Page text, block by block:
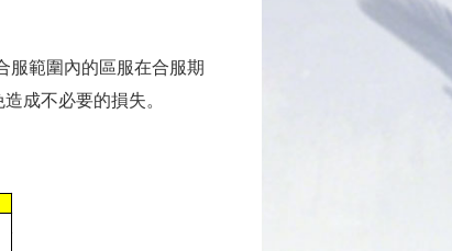
服範圍內的區服在合服期
成不必要的損失。